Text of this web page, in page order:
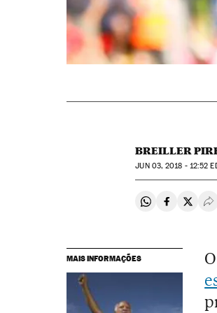
BREILLER
JUN 03, 2018 - 12:52
Compartir en
Compartir
MAIS INFORMAÇÕES O